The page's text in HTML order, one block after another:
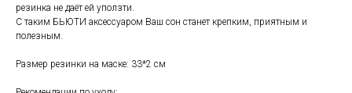
резинка не даёт ей уползти.
С таким БЬЮТИ аксессуаром Ваш сон станет крепким, приятным и
полезным.
Размер резинки на маске: 33*2 см